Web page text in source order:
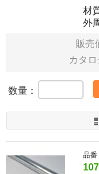
材
外
販売
カタ
数量：
品番